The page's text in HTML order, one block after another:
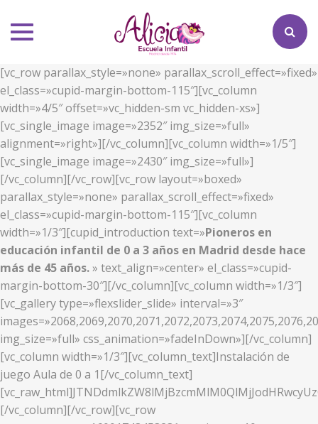
Toggle
[vc_row parallax_style=»none» parallax_scroll_effect=»fixed»
el_class=»cupid-margin-bottom-115″][vc_column
width=»4/5″ offset=»vc_hidden-sm vc_hidden-xs»]
[vc_single_image image=»2352″ img_size=»full»
alignment=»right»][/vc_column][vc_column width=»1/5″]
[vc_single_image image=»2430″ img_size=»full»]
[/vc_column][/vc_row][vc_row layout=»boxed»
parallax_style=»none» parallax_scroll_effect=»fixed»
el_class=»cupid-margin-bottom-115″][vc_column
width=»1/3″][cupid_introduction text=»Pioneros en
educación infantil de 0 a 3 años en Madrid desde hace
más de 45 años.» text_align=»center» el_class=»cupid-
margin-bottom-30″][/vc_column][vc_column width=»1/3″]
[vc_gallery type=»flexslider_slide» interval=»3″
img_size=»full» css_animation=»fadeInDown»][/vc_column]
[vc_column width=»1/3″][vc_column_text]Instalación de
juego Aula de 0 a 1[/vc_column_text]
[/vc_column][/vc_row][vc_row